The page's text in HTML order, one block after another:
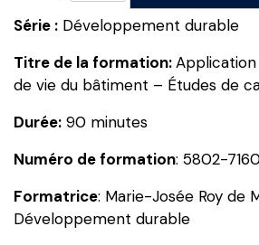
Application
des
3RV
au
de
du
bâtiment
–
Série : Développement durable
Titre de la formation:Application
de vie du bâtiment – Études de
Durée: 90 minutes
Numéro de formation: 5802-
Formatrice: Marie-Josée Roy de
Développement durable